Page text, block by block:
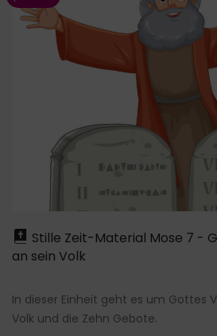
Stille Zeit-Material Mose 7 -
an sein Volk
In dieser Einheit geht es um Gottes
Volk und die Zehn Gebote.